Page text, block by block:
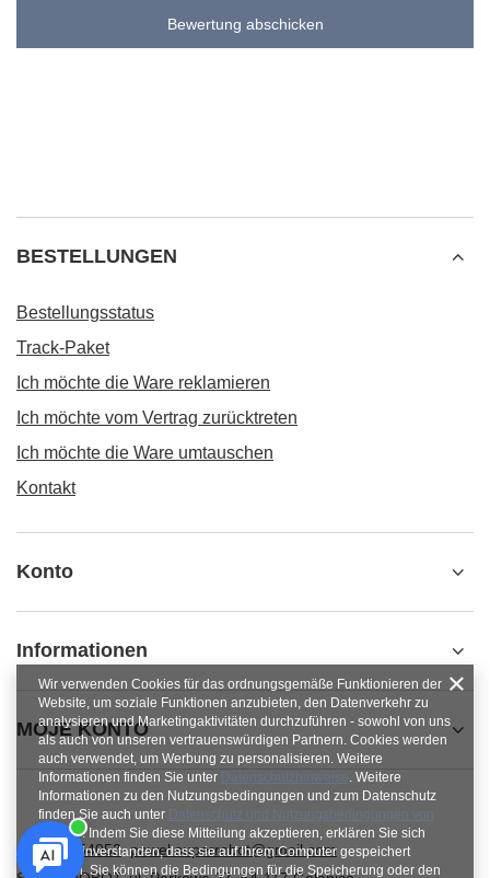
Bewertung abschicken
BESTELLUNGEN
Bestellungsstatus
Track-Paket
Ich möchte die Ware reklamieren
Ich möchte vom Vertrag zurücktreten
Ich möchte die Ware umtauschen
Kontakt
Konto
Informationen
MOJE KONTO
+48784454053 pawel.superrobot@gmail.com
Wir verwenden Cookies für das ordnungsgemäße Funktionieren der
Website, um soziale Funktionen anzubieten, den Datenverkehr zu
analysieren und Marketingaktivitäten durchzuführen - sowohl von uns
als auch von unseren vertrauenswürdigen Partnern. Cookies werden
auch verwendet, um Werbung zu personalisieren. Weitere
Informationen finden Sie unter Datenschutzhinweise. Weitere
Informationen zu den Nutzungsbedingungen und zum Datenschutz
finden Sie auch unter Datenschutz und Nutzungsbedingungen von
Google. Indem Sie diese Mitteilung akzeptieren, erklären Sie sich
damit einverstanden, dass sie auf Ihrem Computer gespeichert
werden. Sie können die Bedingungen für die Speicherung oder den